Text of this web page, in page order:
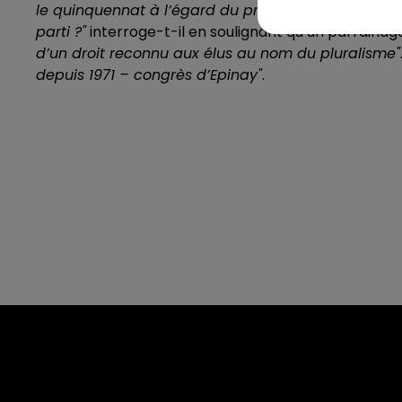
le quinquennat à l’égard du président de la
parti ?"interroge-t-il en soulignant qu’un
d’un droit reconnu aux élus au nom du pluralisme"
depuis 1971 – congrès d’Epinay".